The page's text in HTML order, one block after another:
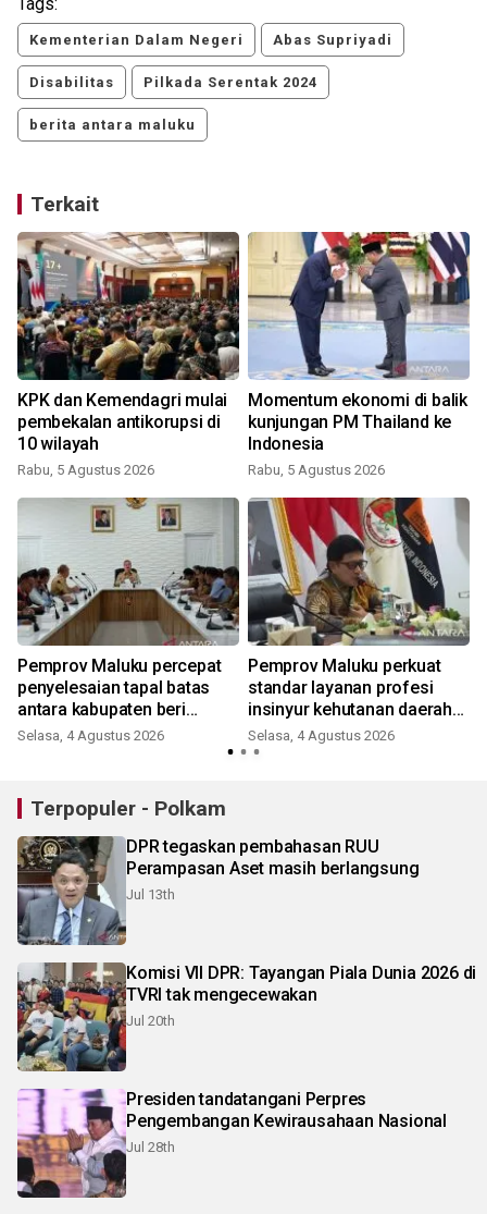
Kementerian Dalam Negeri Abas Supriyadi
Disabilitas Pilkada Serentak 2024
berita antara maluku
Terkait
KPK dan Kemendagri mulai
pembekalan antikorupsi di
10 wilayah
Rabu, 5 Agustus 2026
Momentum ekonomi di balik
kunjungan PM Thailand ke
Indonesia
Rabu, 5 Agustus 2026
Pemprov Maluku percepat
penyelesaian tapal batas
antara kabupaten beri
kepastian hukum wilayah
Selasa, 4 Agustus 2026
Pemprov Maluku perkuat
standar layanan profesi
insinyur kehutanan daerah
tingkatakan kualitas
Selasa, 4 Agustus 2026
Terpopuler - Polkam
DPR tegaskan pembahasan RUU
Perampasan Aset masih berlangsung
Jul 13th
Komisi VII DPR: Tayangan Piala Dunia 2026 di
TVRI tak mengecewakan
Jul 20th
Presiden tandatangani Perpres
Pengembangan Kewirausahaan Nasional
Jul 28th